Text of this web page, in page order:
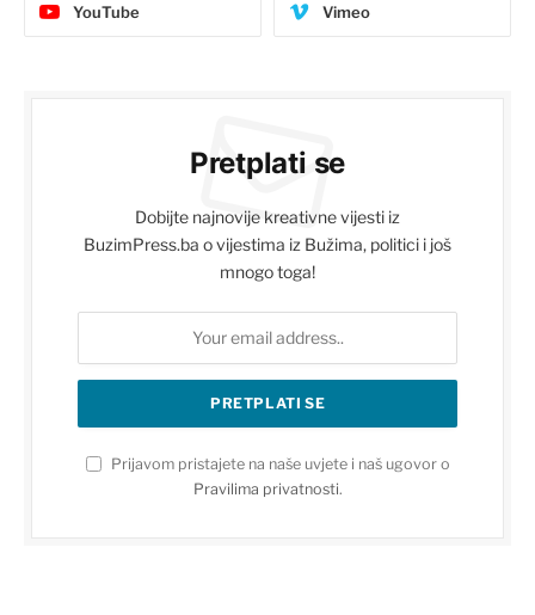
YouTube Vimeo
Pretplati se
Dobijte najnovije kreativne vijesti iz
BuzimPress.ba o vijestima iz Bužima, politici i još
mnogo toga!
Prijavom pristajete na naše uvjete i naš ugovor o
Pravilima privatnosti.